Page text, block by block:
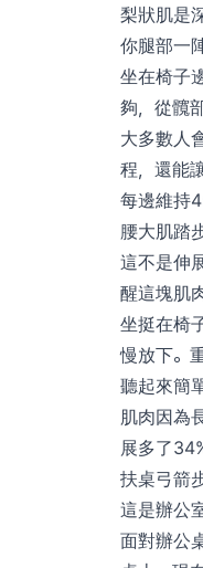
梨狀肌是
你腿部一
坐在椅子
夠，從髖
大多數人
程，還能
每邊維持
腰大肌踏
這不是伸
醒這塊肌
坐挺在椅
慢放下。
聽起來簡
肌肉因為
展多了
扶桌弓箭
這是辦公
面對辦公